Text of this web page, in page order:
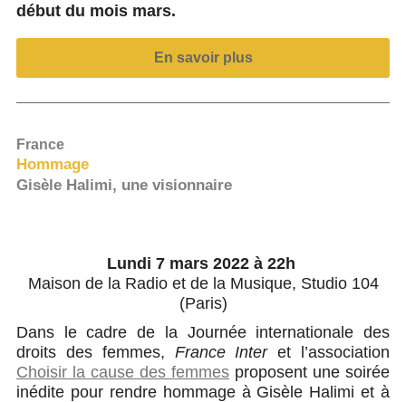
début du mois mars.
En savoir plus
France
Hommage
Gisèle Halimi, une visionnaire
Lundi 7 mars 2022 à 22h
Maison de la Radio et de la Musique, Studio 104
(Paris)
Dans le cadre de la Journée internationale des
droits des femmes, France Interet l’association
Choisir la cause des femmes proposent une soirée
inédite pour rendre hommage à Gisèle Halimi et à